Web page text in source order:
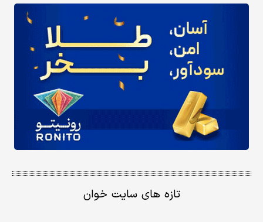
تازه های سایت خوان